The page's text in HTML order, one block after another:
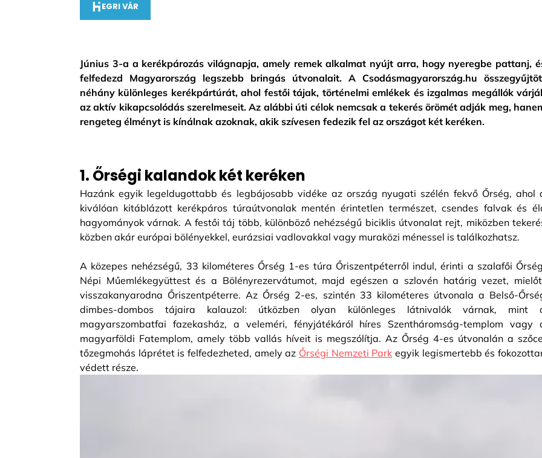
EGRI VÁR
Június 3-a a kerékpározás világnapja, amely remek alkalmat nyújt arra, hogy nyeregbe pattanj,
felfedezd Magyarország legszebb bringás útvonalait. A Csodásmagyarország.hu
néhány különleges kerékpártúrát, ahol festői tájak, történelmi emlékek és izgalmas megállók
az aktív kikapcsolódás szerelmeseit. Az alábbi úti célok nemcsak a tekerés örömét adják meg,
rengeteg élményt is kínálnak azoknak, akik szívesen fedezik fel az országot két keréken.
1. Őrségi kalandok két keréken
Hazánk egyik legeldugottabb és legbájosabb vidéke az ország nyugati szélén fekvő Őrség, ahol
kiválóan kitáblázott kerékpáros túraútvonalak mentén érintetlen természet, csendes falvak és
hagyományok várnak. A festői táj több, különböző nehézségű biciklis útvonalat rejt, miközben
közben akár európai bölényekkel, eurázsiai vadlovakkal vagy muraközi ménessel is találkozhatsz.
A közepes nehézségű, 33 kilométeres Őrség 1-es túra Őriszentpéterről indul, érinti a szalafői
Népi Műemlékegyüttest és a Bölényrezervátumot, majd egészen a szlovén határig vezet,
visszakanyarodna Őriszentpéterre. Az Őrség 2-es, szintén 33 kilométeres útvonala a Belső-
dimbes-dombos tájaira kalauzol: útközben olyan különleges látnivalók várnak, mint
magyarszombatfai fazekasház, a veleméri, fényjátékáról híres Szentháromság-templom vagy
magyarföldi Fatemplom, amely több vallás híveit is megszólítja. Az Őrség 4-es útvonalán a
tőzegmohás láprétet is felfedezheted, amely az Őrségi Nemzeti Park egyik legismertebb és
védett része.